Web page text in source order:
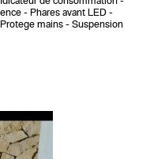
Phares avant LED
Protege mains
Suspension